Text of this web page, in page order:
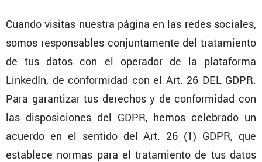
Cuando visitas nuestra página en las redes sociales,
somos respon­sa­bles conjun­ta­mente del trata­miento
de tus datos con el operador de la plata­forma
LinkedIn, de confor­midad con el Art. 26 DEL GDPR.
Para garan­tizar tus derechos y de confor­midad con
las dispo­si­ciones del GDPR, hemos celebrado un
acuerdo en el sentido del Art. 26 (1) GDPR, que
establece normas para el trata­miento de tus datos